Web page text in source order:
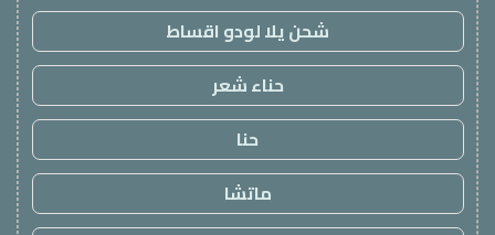
شحن يلا لودو اقساط
حناء شعر
حنا
ماتشا